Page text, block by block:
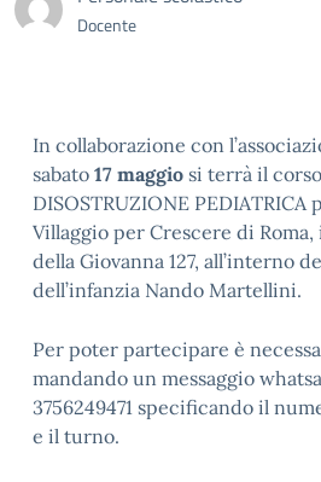
Docente
In collaborazione con
sabato 17 maggio si terrà il
DISOSTRUZIONE PEDIATRICA
Villaggio per Crescere di
della Giovanna 127, all’interno
dell’infanzia Nando Martellini.
Per poter partecipare è
mandando un messaggio
3756249471 specificando il
e il turno.